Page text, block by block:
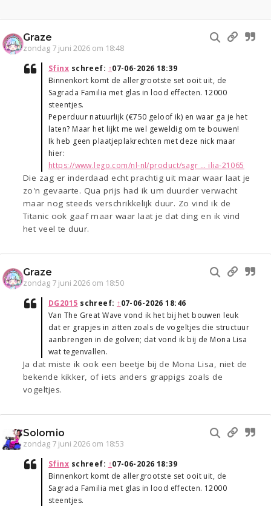
Graze
zondag 7 juni 2026 om 18:48
Sfinx schreef: ↑07-06-2026 18:39
Binnenkort komt de allergrootste set ooit uit, de
Sagrada Familia met glas in lood effecten. 12000
steentjes.
Peperduur natuurlijk (€750 geloof ik) en waar ga je het
laten? Maar het lijkt me wel geweldig om te bouwen!
Ik heb geen plaatjeplakrechten met deze nick maar
hier:
https://www.lego.com/nl-nl/product/sagr ... ilia-21065
Die zag er inderdaad echt prachtig uit maar waar laat je
zo'n gevaarte. Qua prijs had ik um duurder verwacht
maar nog steeds verschrikkelijk duur. Zo vind ik de
Titanic ook gaaf maar waar laat je dat ding en ik vind
het veel te duur.
Graze
zondag 7 juni 2026 om 18:50
DG2015 schreef: ↑07-06-2026 18:46
Van The Great Wave vond ik het bij het bouwen leuk
dat er grapjes in zitten zoals de vogeltjes die structuur
aanbrengen in de golven; dat vond ik bij de Mona Lisa
wat tegenvallen.
Ja dat miste ik ook een beetje bij de Mona Lisa, niet de
bekende kikker, of iets anders grappigs zoals de
vogeltjes.
Solomio
zondag 7 juni 2026 om 18:53
Sfinx schreef: ↑07-06-2026 18:39
Binnenkort komt de allergrootste set ooit uit, de
Sagrada Familia met glas in lood effecten. 12000
steentjes.